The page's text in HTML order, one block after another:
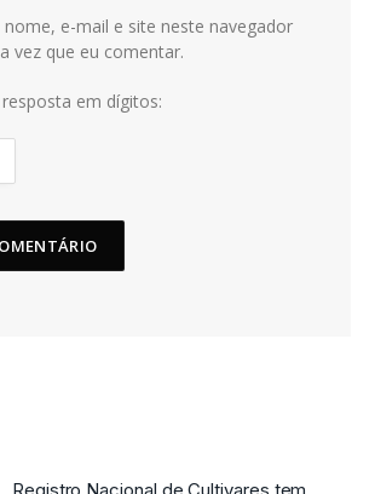
nome, e-mail e site neste navegador
vez que eu comentar.
em dígitos: